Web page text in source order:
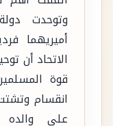
وتوحدت
أميريهما
الاتحاد أن
قوة
انقسام
على